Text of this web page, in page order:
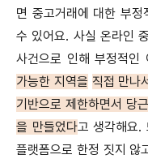
면 중고거래에 대한 부
수 있어요. 사실 온라인
사건으로 인해 부정적인
가능한 지역을 직접 만나
기반으로 제한하면서 당
을 만들었다고 생각해요.
플랫폼으로 한정 짓지 않